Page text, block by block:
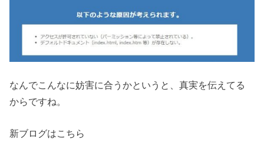
なんでこんなに妨害に合うかというと、真実を伝えてる
からですね。
新ブログはこちら